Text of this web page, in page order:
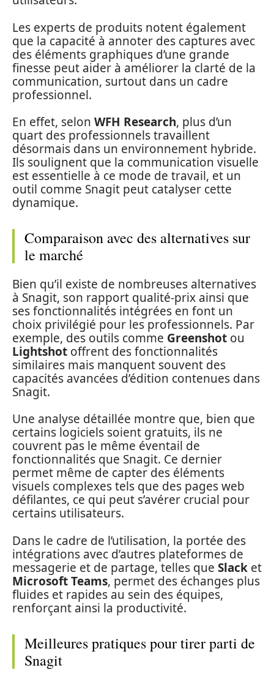
Les experts de produits notent également
que la capacité à annoter des captures avec
des éléments graphiques d’une grande
finesse peut aider à améliorer la clarté de la
communication, surtout dans un cadre
professionnel.
En effet, selon WFH Research, plus d’un
quart des professionnels travaillent
désormais dans un environnement hybride.
Ils soulignent que la communication visuelle
est essentielle à ce mode de travail, et un
outil comme Snagit peut catalyser cette
dynamique.
Comparaison avec des alternatives sur
le marché
Bien qu’il existe de nombreuses alternatives
à Snagit, son rapport qualité-prix ainsi que
ses fonctionnalités intégrées en font un
choix privilégié pour les professionnels. Par
exemple, des outils comme Greenshot ou
Lightshot offrent des fonctionnalités
similaires mais manquent souvent des
capacités avancées d’édition contenues dans
Snagit.
Une analyse détaillée montre que, bien que
certains logiciels soient gratuits, ils ne
couvrent pas le même éventail de
fonctionnalités que Snagit. Ce dernier
permet même de capter des éléments
visuels complexes tels que des pages web
défilantes, ce qui peut s’avérer crucial pour
certains utilisateurs.
Dans le cadre de l’utilisation, la portée des
intégrations avec d’autres plateformes de
messagerie et de partage, telles que Slack et
Microsoft Teams, permet des échanges plus
fluides et rapides au sein des équipes,
renforçant ainsi la productivité.
Meilleures pratiques pour tirer parti de
Snagit